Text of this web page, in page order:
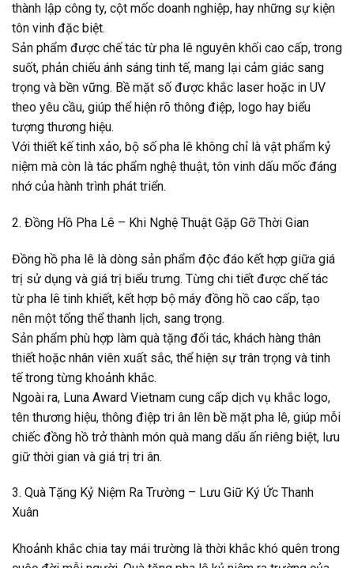
thành lập công ty, cột mốc doanh nghiệp, hay những sự kiện
tôn vinh đặc biệt.
Sản phẩm được chế tác từ pha lê nguyên khối cao cấp, trong
suốt, phản chiếu ánh sáng tinh tế, mang lại cảm giác sang
trọng và bền vững. Bề mặt số được khắc laser hoặc in UV
theo yêu cầu, giúp thể hiện rõ thông điệp, logo hay biểu
tượng thương hiệu.
Với thiết kế tinh xảo, bộ số pha lê không chỉ là vật phẩm kỷ
niệm mà còn là tác phẩm nghệ thuật, tôn vinh dấu mốc đáng
nhớ của hành trình phát triển.
2. Đồng Hồ Pha Lê – Khi Nghệ Thuật Gặp Gỡ Thời Gian
Đồng hồ pha lê là dòng sản phẩm độc đáo kết hợp giữa giá
trị sử dụng và giá trị biểu trưng. Từng chi tiết được chế tác
từ pha lê tinh khiết, kết hợp bộ máy đồng hồ cao cấp, tạo
nên một tổng thể thanh lịch, sang trọng.
Sản phẩm phù hợp làm quà tặng đối tác, khách hàng thân
thiết hoặc nhân viên xuất sắc, thể hiện sự trân trọng và tinh
tế trong từng khoảnh khắc.
Ngoài ra, Luna Award Vietnam cung cấp dịch vụ khắc logo,
tên thương hiệu, thông điệp tri ân lên bề mặt pha lê, giúp mỗi
chiếc đồng hồ trở thành món quà mang dấu ấn riêng biệt, lưu
giữ thời gian và giá trị tri ân.
3. Quà Tặng Kỷ Niệm Ra Trường – Lưu Giữ Ký Ức Thanh
Xuân
Khoảnh khắc chia tay mái trường là thời khắc khó quên trong